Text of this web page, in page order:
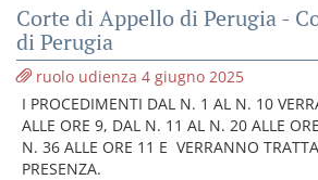
Corte di Appello di Perugia -
di Perugia
ruolo udienza 4 giugno 2025
I PROCEDIMENTI DAL N. 1 AL N. 10
ALLE ORE 9, DAL N. 11 AL N. 20 ALLE
N. 36 ALLE ORE 11 E VERRANNO
PRESENZA.